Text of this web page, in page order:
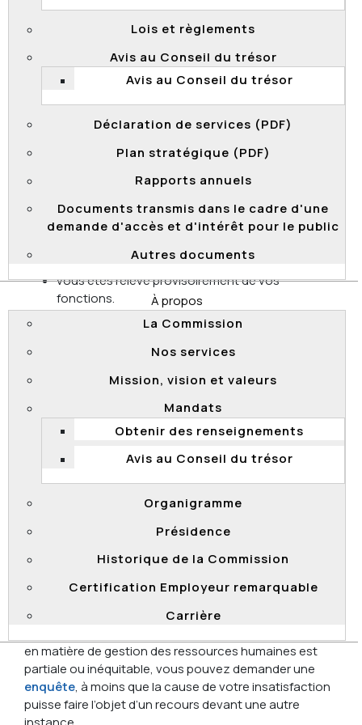
Lois et règlements
Avis au Conseil du trésor
Avis au Conseil du trésor
Déclaration de services (PDF)
Plan stratégique (PDF)
Rapports annuels
Documents transmis dans le cadre d'une
demande d'accès et d'intérêt pour le public
Autres documents
À propos
La Commission
Nos services
Mission, vision et valeurs
Mandats
Obtenir des renseignements
Avis au Conseil du trésor
Organigramme
Présidence
Historique de la Commission
Certification Employeur remarquable
Carrière
Je suis fonctionnaire non syndiqué et
fonction publique?
Si vous êtes un fonctionnaire occasionnelnon
et que avez été nommé en vertu de la
, vous pouvez déposer un recours
à la Commission de la fonction dans l'un ou l'autre
des cas suivants :
vous faites l’objet d’une mesure disciplinaire;
vous êtes relevé provisoirement de vos
fonctions.
Toutefois, pour soumettre ce recours, la durée de
votre engagement ne doit pas être inférieure à un an, à
un emploi cyclique ou saisonnier.
Je suis un fonctionnaire syndiqué. Est-ce
de la fonction publique?
Oui. Par exemple, si vous avez posé votre candidature
à un processus de sélection en vue de la promotion et
Loi sur la fonction publiqueet ses règlements, vous
pouvez soumettre une demande d’enquête.
En outre, si vous estimez qu’une décision rendue par
en matière de gestion des ressources humaines est
partiale ou inéquitable, vous pouvez demander une
enquête, à moins que la cause de votre insatisfaction
puisse faire l’objet d’un recours devant une autre